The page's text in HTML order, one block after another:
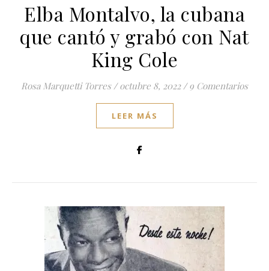
Elba Montalvo, la cubana
que cantó y grabó con Nat
King Cole
Rosa Marquetti Torres / octubre 8, 2022 / 9 Comentarios
LEER MÁS